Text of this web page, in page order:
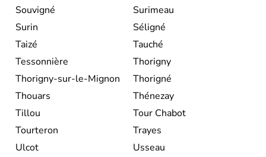
Souvigné
Surimeau
Surin
Séligné
Taizé
Tauché
Tessonnière
Thorigny
Thorigny-sur-le-Mignon
Thorigné
Thouars
Thénezay
Tillou
Tour Chabot
Tourteron
Trayes
Ulcot
Usseau